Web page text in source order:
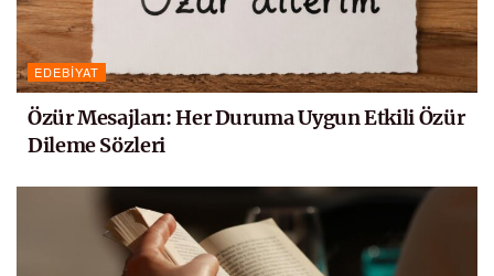
EDEBIYAT
Özür Mesajları: Her Duruma Uygun Etkili Özür
Dileme Sözleri